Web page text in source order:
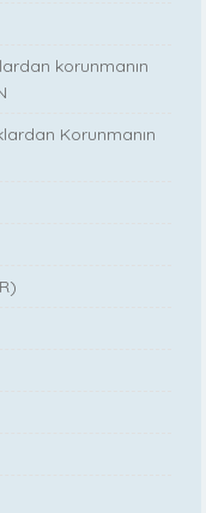
korunmanın
Korunmanın